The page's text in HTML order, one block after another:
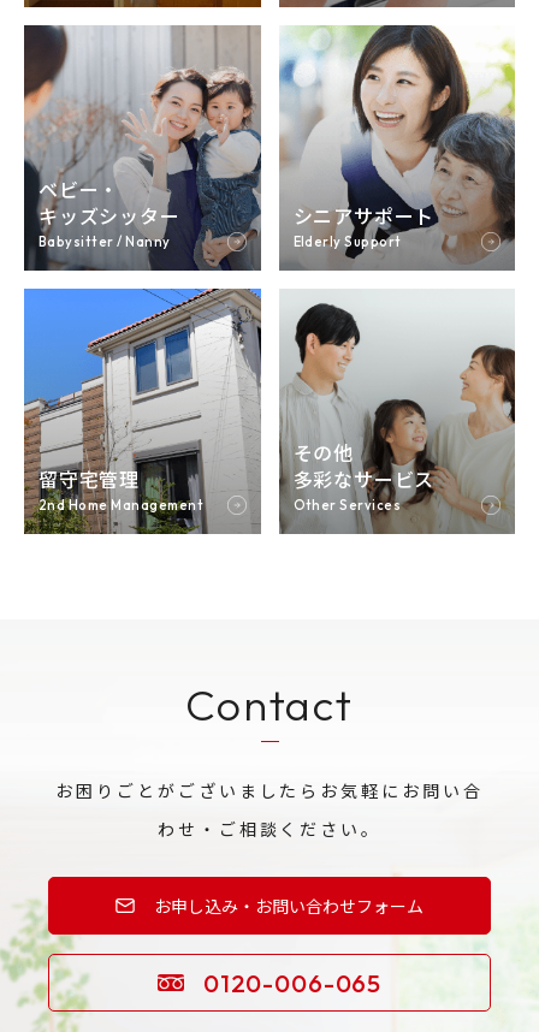
ベビー・
キッズシッター
シニアサポート
留守宅管理
その他
多彩なサービス
Contact
お困りごとがございましたらお気軽にお問い合
わせ・ご相談ください。
お申し込み・お問い合わせフォーム
0120-006-065